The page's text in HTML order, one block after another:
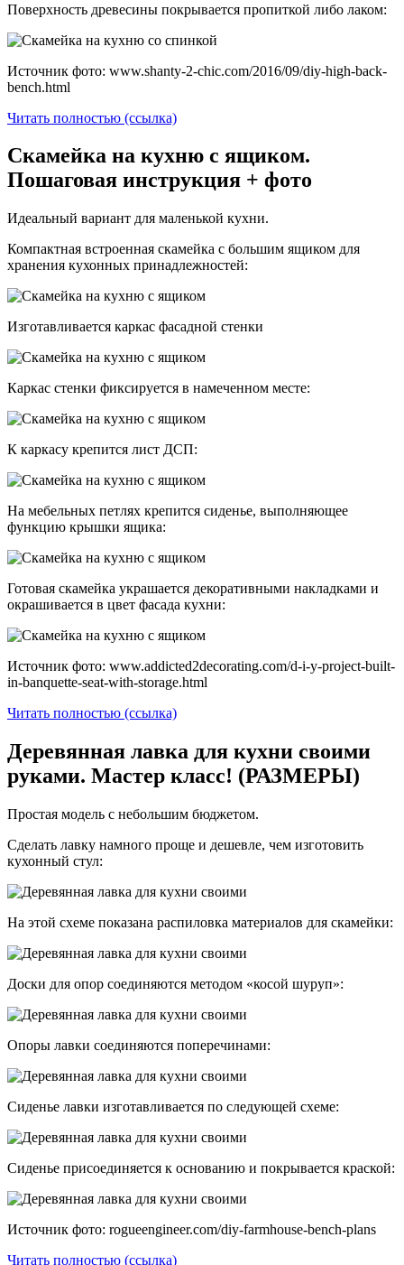
Поверхность древесины покрывается пропиткой либо лаком:
Источник фото: www.shanty-2-chic.com/2016/09/diy-high-back-
bench.html
Читать полностью (ссылка)
Скамейка на кухню с ящиком.
Пошаговая инструкция + фото
Идеальный вариант для маленькой кухни.
Компактная встроенная скамейка с большим ящиком для
хранения кухонных принадлежностей:
Изготавливается каркас фасадной стенки
Каркас стенки фиксируется в намеченном месте:
К каркасу крепится лист ДСП:
На мебельных петлях крепится сиденье, выполняющее
функцию крышки ящика:
Готовая скамейка украшается декоративными накладками и
окрашивается в цвет фасада кухни:
Источник фото: www.addicted2decorating.com/d-i-y-project-built-
in-banquette-seat-with-storage.html
Читать полностью (ссылка)
Деревянная лавка для кухни своими
руками. Мастер класс! (РАЗМЕРЫ)
Простая модель с небольшим бюджетом.
Сделать лавку намного проще и дешевле, чем изготовить
кухонный стул:
На этой схеме показана распиловка материалов для скамейки:
Доски для опор соединяются методом «косой шуруп»:
Опоры лавки соединяются поперечинами:
Сиденье лавки изготавливается по следующей схеме:
Сиденье присоединяется к основанию и покрывается краской:
Источник фото: rogueengineer.com/diy-farmhouse-bench-plans
Читать полностью (ссылка)